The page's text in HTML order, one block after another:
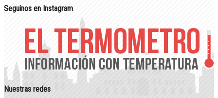
Seguinos en Instagram
Nuestras redes